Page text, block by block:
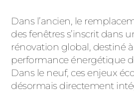
Dans l’ancien, le
des fenêtres s’inscrit dans
rénovation global, destiné
performance énergétique
Dans le neuf, ces enjeux
désormais directement